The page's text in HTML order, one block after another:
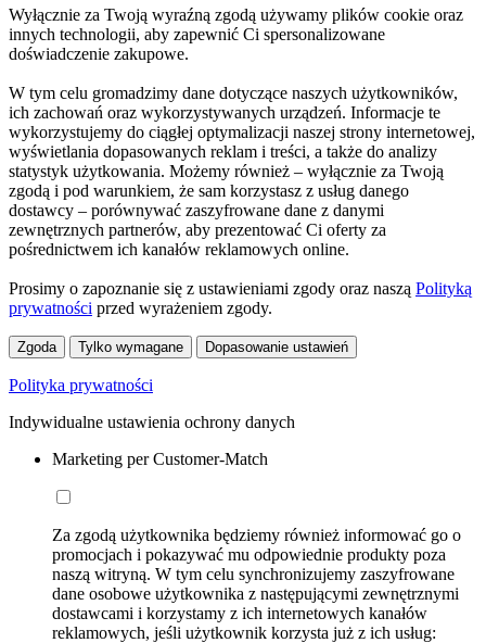
Wyłącznie za Twoją wyraźną zgodą używamy plików cookie oraz
innych technologii, aby zapewnić Ci spersonalizowane
doświadczenie zakupowe.
W tym celu gromadzimy dane dotyczące naszych użytkowników,
ich zachowań oraz wykorzystywanych urządzeń. Informacje te
wykorzystujemy do ciągłej optymalizacji naszej strony internetowej,
wyświetlania dopasowanych reklam i treści, a także do analizy
statystyk użytkowania. Możemy również – wyłącznie za Twoją
zgodą i pod warunkiem, że sam korzystasz z usług danego
dostawcy – porównywać zaszyfrowane dane z danymi
zewnętrznych partnerów, aby prezentować Ci oferty za
pośrednictwem ich kanałów reklamowych online.
Prosimy o zapoznanie się z ustawieniami zgody oraz naszą Polityką
prywatności przed wyrażeniem zgody.
Zgoda Tylko wymagane Dopasowanie ustawień
Polityka prywatności
Indywidualne ustawienia ochrony danych
Marketing per Customer-Match
Za zgodą użytkownika będziemy również informować go o
promocjach i pokazywać mu odpowiednie produkty poza
naszą witryną. W tym celu synchronizujemy zaszyfrowane
dane osobowe użytkownika z następującymi zewnętrznymi
dostawcami i korzystamy z ich internetowych kanałów
reklamowych, jeśli użytkownik korzysta już z ich usług: